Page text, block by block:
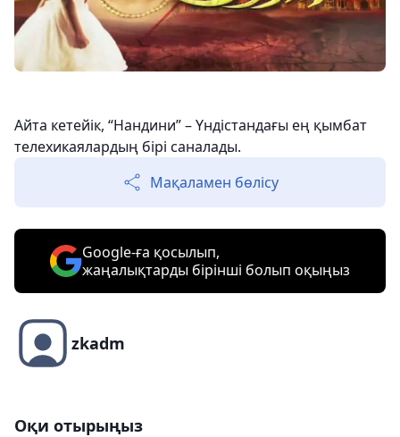
Айта кетейік, “Нандини” – Үндістандағы ең қымбат
телехикаялардың бірі саналады.
Мақаламен бөлісу
Google-ға қосылып,
жаңалықтарды бірінші болып оқыңыз
zkadm
Оқи отырыңыз